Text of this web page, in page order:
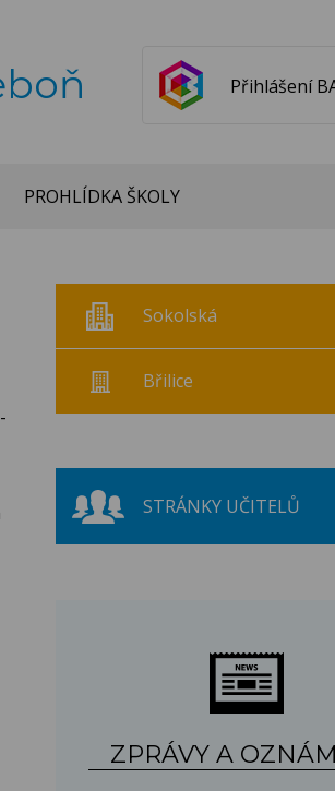
Přihlášení
PROHLÍDKA ŠKOLY
Sokolská
Břilice
STRÁNKY UČITELŮ
ZPRÁVY A